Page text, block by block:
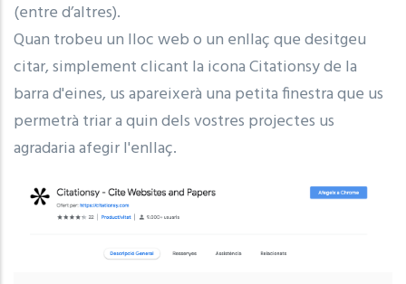
(entre d’altres).
Quan trobeu un lloc web o un enllaç que desitgeu
citar, simplement clicant la icona Citationsy de la
barra d'eines, us apareixerà una petita finestra que us
permetrà triar a quin dels vostres projectes us
agradaria afegir l'enllaç.